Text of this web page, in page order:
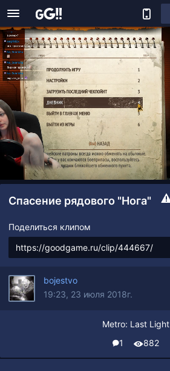
Спасение рядового "Нога"
Поделиться клипом
bojestvo
19:23, 23 июля 2018г.
Metro: Last Light
1
882